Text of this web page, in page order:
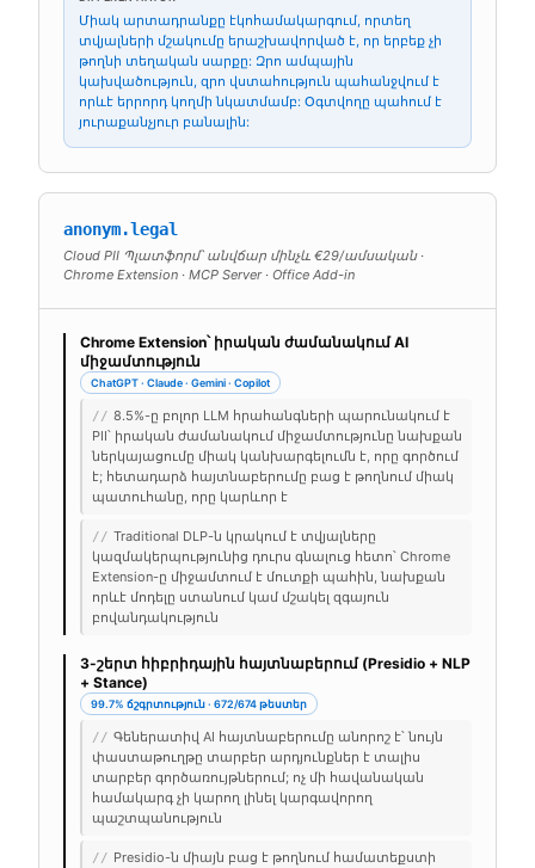
Միակ արտադրանքը էկոհամակարգում, որտեղ
տվյալների մշակումը երաշխավորված է, որ երբեք չի
թողնի տեղական սարքը: Զրո ամպային
կախվածություն, զրո վստահություն պահանջվում է
որևէ երրորդ կողմի նկատմամբ: Օգտվողը պահում է
յուրաքանչյուր բանալին:
anonym.legal
Cloud PII Պլատֆորմ՝ անվճար մինչև €29/ամսական ·
Chrome Extension · MCP Server · Office Add-in
Chrome Extension՝ իրական ժամանակում AI
միջամտություն
ChatGPT · Claude · Gemini · Copilot
// 8.5%-ը բոլոր LLM հրահանգների պարունակում է
PII՝ իրական ժամանակում միջամտությունը նախքան
ներկայացումը միակ կանխարգելումն է, որը գործում
է; հետադարձ հայտնաբերումը բաց է թողնում միակ
պատուհանը, որը կարևոր է
// Traditional DLP-ն կրակում է տվյալները
կազմակերպությունից դուրս գնալուց հետո՝ Chrome
Extension-ը միջամտում է մուտքի պահին, նախքան
որևէ մոդելը ստանում կամ մշակել զգայուն
բովանդակություն
3-շերտ հիբրիդային հայտնաբերում (Presidio + NLP
+ Stance)
99.7% ճշգրտություն · 672/674 թեստեր
// Գեներատիվ AI հայտնաբերումը անորոշ է՝ նույն
փաստաթուղթը տարբեր արդյունքներ է տալիս
տարբեր գործառույթներում; ոչ մի հավանական
համակարգ չի կարող լինել կարգավորող
պաշտպանություն
// Presidio-ն միայն բաց է թողնում համատեքստի